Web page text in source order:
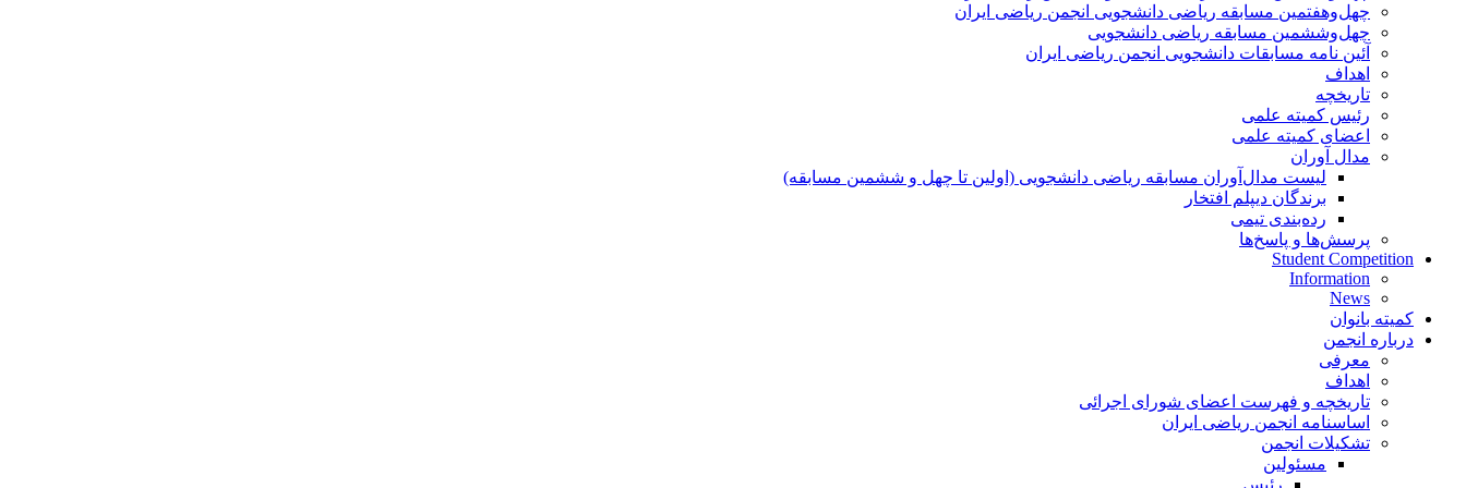
چهل‌و‌هفتمین مسابقه ریاضی دانشجویی انجمن ریاضی ایران
چهل‌و‌ششمین مسابقه ریاضی دانشجویی
آئین نامه مسابقات دانشجویی انجمن ریاضی ایران
اهداف
تاریخچه
رئیس کمیته علمی
اعضای کمیته علمی
مدال آوران
لیست مدال‌آوران مسابقه ریاضی دانشجویی (اولین تا چهل‌ و ششمین مسابقه)
برندگان دیپلم افتخار
رده‌بندی تیمی
پرسش‌ها و پاسخ‌ها
Student Competition
Information
News
کمیته بانوان
درباره انجمن
معرفی
اهداف
تاریخچه و فهرست اعضای شورای اجرائی
اساسنامه انجمن ریاضی ایران
تشکیلات انجمن
مسئولین
رئیس